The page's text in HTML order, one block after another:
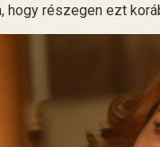
hogy részegen ezt